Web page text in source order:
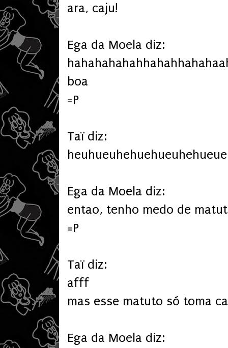
ara, caju!
Ega da Moela diz:
boa
=P
Taï diz:
Ega da Moela diz:
entao, tenho medo de
=P
Taï diz:
afff
mas esse matuto só toma
Ega da Moela diz: